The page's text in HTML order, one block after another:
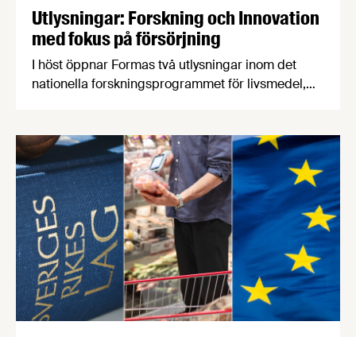
Utlysningar: Forskning och Innovation
med fokus på försörjning
I höst öppnar Formas två utlysningar inom det
nationella forskningsprogrammet för livsmedel,
en motståndskraftig livsmedelsförsörjning", och
båda syftar till att bana väg för innovationer som
stärker Sveriges livsmedelsförsörjning.